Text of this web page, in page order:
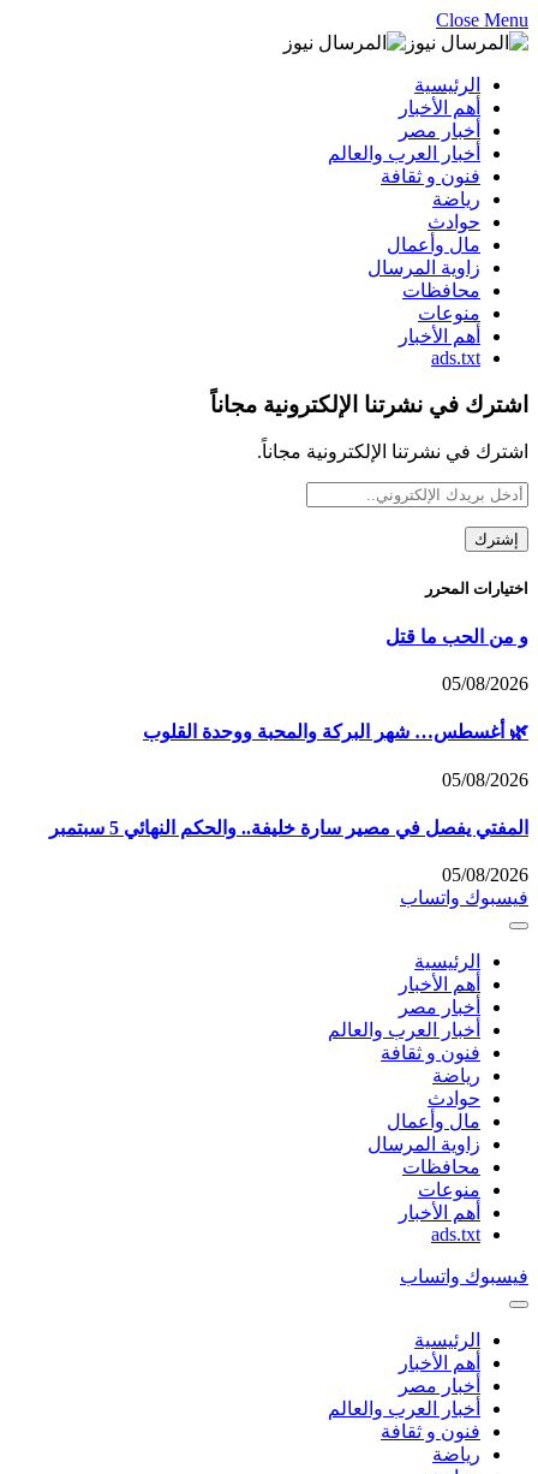
Close Menu
الرئيسية
أهم الأخبار
أخبار مصر
أخبار العرب والعالم
فنون و ثقافة
رياضة
حوادث
مال وأعمال
زاوية المرسال
محافظات
منوعات
أهم الأخبار
ads.txt
اشترك في نشرتنا الإلكترونية مجاناً
اشترك في نشرتنا الإلكترونية مجاناً.
اختيارات المحرر
و من الحب ما قتل
05/08/2026
🌿 أغسطس… شهر البركة والمحبة ووحدة القلوب
05/08/2026
المفتي يفصل في مصير سارة خليفة.. والحكم النهائي 5 سبتمبر
05/08/2026
فيسبوك واتساب
الرئيسية
أهم الأخبار
أخبار مصر
أخبار العرب والعالم
فنون و ثقافة
رياضة
حوادث
مال وأعمال
زاوية المرسال
محافظات
منوعات
أهم الأخبار
ads.txt
فيسبوك واتساب
الرئيسية
أهم الأخبار
أخبار مصر
أخبار العرب والعالم
فنون و ثقافة
رياضة